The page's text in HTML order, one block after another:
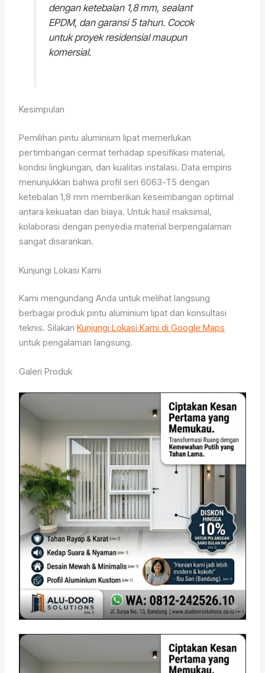
dengan ketebalan 1,8 mm, sealant
EPDM, dan garansi 5 tahun. Cocok
untuk proyek residensial maupun
komersial.
Kesimpulan
Pemilihan pintu aluminium lipat memerlukan
pertimbangan cermat terhadap spesifikasi material,
kondisi lingkungan, dan kualitas instalasi. Data empiris
menunjukkan bahwa profil seri 6063-T5 dengan
ketebalan 1,8 mm memberikan keseimbangan optimal
antara kekuatan dan biaya. Untuk hasil maksimal,
kolaborasi dengan penyedia material berpengalaman
sangat disarankan.
Kunjungi Lokasi Kami
Kami mengundang Anda untuk melihat langsung
berbagai produk pintu aluminium lipat dan konsultasi
teknis. SilakanKunjungi Lokasi Kami di Google Maps
untuk pengalaman langsung.
Galeri Produk